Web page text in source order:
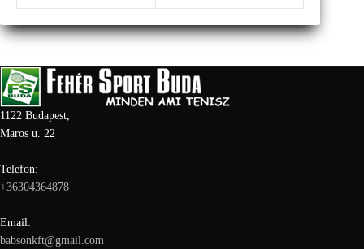
1122 Budapest,
Maros u. 22
Telefon:
+36304364878
Email:
babsonkft@gmail.com